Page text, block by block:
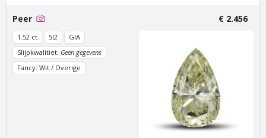
Peer € 2.456
1.52 ct SI2
GIA
Slijpkwalitiet: Geen gegevens
Fancy: Wit / Overige